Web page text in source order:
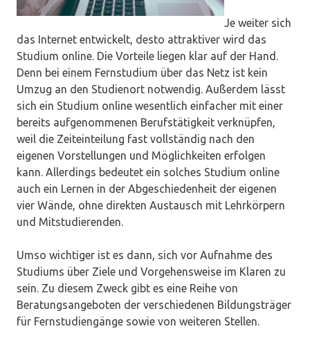
Je weiter sich
das Internet entwickelt, desto attraktiver wird das
Studium online. Die Vorteile liegen klar auf der Hand.
Denn bei einem Fernstudium über das Netz ist kein
Umzug an den Studienort notwendig. Außerdem lässt
sich ein Studium online wesentlich einfacher mit einer
bereits aufgenommenen Berufstätigkeit verknüpfen,
weil die Zeiteinteilung fast vollständig nach den
eigenen Vorstellungen und Möglichkeiten erfolgen
kann. Allerdings bedeutet ein solches Studium online
auch ein Lernen in der Abgeschiedenheit der eigenen
vier Wände, ohne direkten Austausch mit Lehrkörpern
und Mitstudierenden.
Umso wichtiger ist es dann, sich vor Aufnahme des
Studiums über Ziele und Vorgehensweise im Klaren zu
sein. Zu diesem Zweck gibt es eine Reihe von
Beratungsangeboten der verschiedenen Bildungsträger
für Fernstudiengänge sowie von weiteren Stellen.